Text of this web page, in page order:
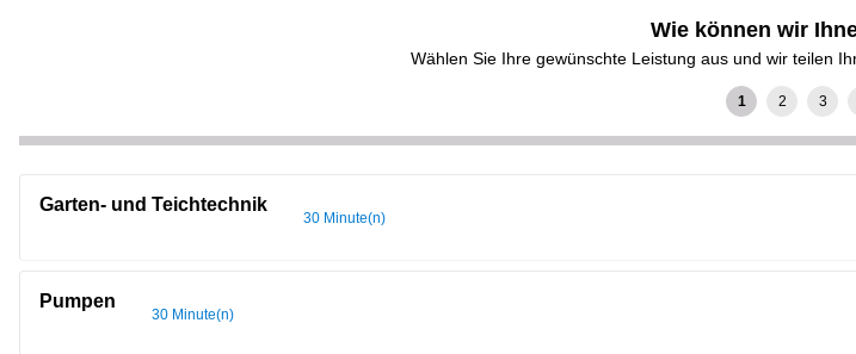
Wie können wir
Wählen Sie Ihre gewünschte Leistung aus und wir teilen
Garten- und Teichtechnik
30 Minute(n)
Pumpen
30 Minute(n)